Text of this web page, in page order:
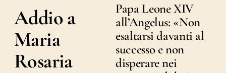
Addio a
Maria
Rosaria
Papa Leone XIV
all’Angelus: «Non
esaltarsi davanti al
successo e non
disperare nei